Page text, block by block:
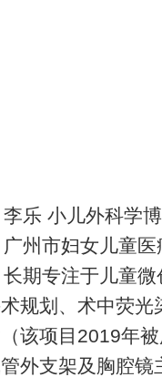
李乐 小儿外科学
广州市妇女儿童
长期专注于儿童
规划、术中荧光
该项目2019年
外支架及胸腔镜